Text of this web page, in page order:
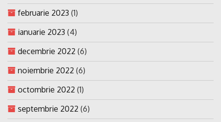
februarie 2023 (1)
ianuarie 2023 (4)
decembrie 2022 (6)
noiembrie 2022 (6)
octombrie 2022 (1)
septembrie 2022 (6)